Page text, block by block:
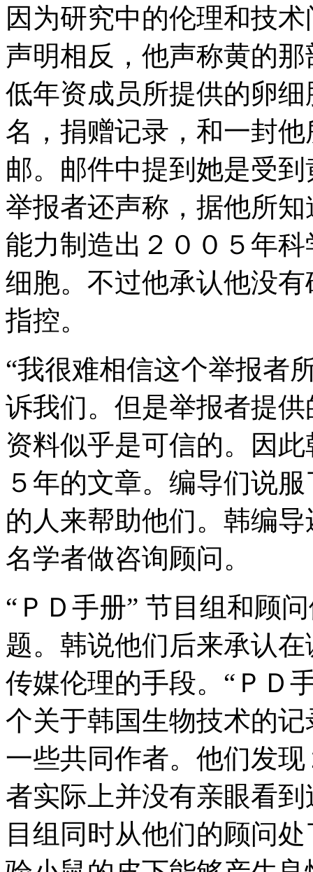
因为研究中的伦理和技
声明相反，他声称黄的
低年资成员所提供的卵
名，捐赠记录，和一封
邮。邮件中提到她是受
举报者还声称，据他所
能力制造出２００５年
细胞。不过他承认他没
指控。
“我很难相信这个举报者
诉我们。但是举报者提
资料似乎是可信的。因
５年的文章。编导们说
的人来帮助他们。韩编
名学者做咨询顾问。
“ＰＤ手册” 节目组和顾
题。韩说他们后来承认
传媒伦理的手段。“ＰＤ
个关于韩国生物技术的
一些共同作者。他们发
者实际上并没有亲眼看
目组同时从他们的顾问